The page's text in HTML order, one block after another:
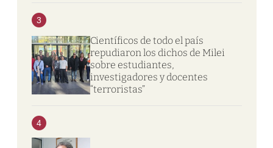
3
Científicos de todo el país
repudiaron los dichos de Milei
sobre estudiantes,
investigadores y docentes
“terroristas”
4